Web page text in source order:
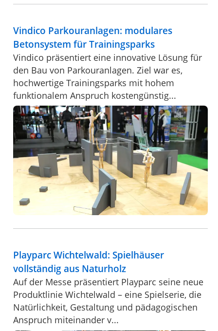
Vindico Parkouranlagen: modulares
Betonsystem für Trainingsparks
Vindico präsentiert eine innovative Lösung für
den Bau von Parkouranlagen. Ziel war es,
hochwertige Trainingsparks mit hohem
funktionalem Anspruch kostengünstig...
Playparc Wichtelwald: Spielhäuser
vollständig aus Naturholz
Auf der Messe präsentiert Playparc seine neue
Produktlinie Wichtelwald – eine Spielserie, die
Natürlichkeit, Gestaltung und pädagogischen
Anspruch miteinander v...